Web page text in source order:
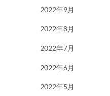
2022年9月
2022年8月
2022年7月
2022年6月
2022年5月